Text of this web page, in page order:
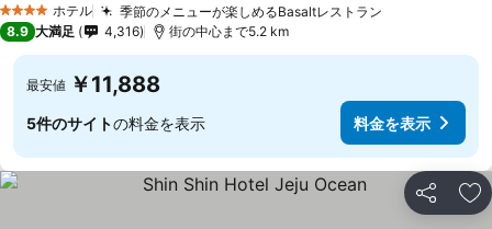
4 ホテルのランク
ホテル 季節のメニューが楽しめるBasaltレストラン
8.9 大満足 4,316 街の中心まで5.2 km
最安値 ￥11,888
5件のサイトの料金を表示 料金を表示
シェア お